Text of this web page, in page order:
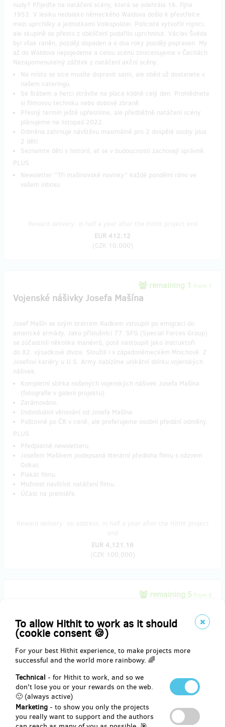
To allow Hithit to work as it should
(cookie consent 🍪)
For your best Hithit experience, to make projects more
successful and the world more rainbowy. 🌈
Technical - for Hithit to work, and so we
don't lose you or your rewards on the web.
🙂 (always active)
Marketing - to show you only the projects
you really want to support and the authors
nudy? Přijeďte na natáčení scény, která se odehrála 16. října
1953. V lesíku nedaleko německého Waldova došlo k přestřelce
mezi uprchlíky a jednotkami Volkspolizei. Policisté vytvořili rojnici,
ale skupině se přesto z obklíčení podařilo uprchnout. Václav Švéda
byl však raněn, později dopaden a o dva roky později popraven. My
až do Waldova nepojedeme a celou scénu zinscenujeme v Čechách.
Nezapomenutelný zážitek z natáčení akční scény.
Na místo se sice musíte dopravit sami, ale oběd už dostanete v
našem cateringu.
Se štábem a herci strávíte na place klidně celý den. Prohlédnete
si filmovou techniku nebo dobové zbraně.
Přesný termín ještě upřesníme, ale předběžně natáčení scény
plánujeme na listopad 2022.
Odměna zahrnuje návštěvu maximálně pro 2 dospělé osoby plus
2 děti.
Seznamte děti s historií, ať se v budoucnosti zachovají správně.
PLUS
Newsletter "Tři mašínovské novinky" každé pondělní ráno ve
vašem inboxu.
EUR 412.12
(CZK 10,000)
remaining 1 from 1
Vojenské nášivky Josefa Mašína
Josef Mašín se svým bratrem Radkem vstoupili po emigraci do
americké armády. Jako příslušníci 77. SFG (Special Forces Group)
se zúčastnili několika manévrů, poté nastoupili jako instruktoři
do 82. výsadkové divize. Sloužili i v západoněmeckém Mnichově. Z
Josefovi kariéry u U.S. Army nabízíme unikátní sbírku vojenských
nášivek.
Kompletní sbírka nošených vojenských nášivek Josefa Mašína
(fotografie v galerii projektu).
Zarámováno.
Individuální věnování od Josefa Mašína.
Poštovné po ČR v ceně, ale preferujeme osobní předání odměny.
PLUS
Předplatné newsletteru.
Josefem Mašínem podepsaná literární předloha filmu s názvem
Odkaz.
Plakát filmu.
Možnost navštívit natáčení filmu.
Účast na premiéře.
EUR 4,121.16
(CZK 100,000)
remaining 5 from 5
Jste netrpěliví a toužíte se zapsat do historie co nejdříve? Taky si
pozůstalí? Podpořte film o jednom z největších příběhů naší
historie, navždy se vepište do dějin nejen kinematografie, a hlavně
Vaše jméno navždy vytesané v závěrečných titulcích filmu ve
formě: Snímek finančně podpořili: [Jméno Příjmení].
Uvedení ve všech jazykových verzích snímku pro kino, televizi i
video.
Ukažte své jméno v tom nejlepším světle.